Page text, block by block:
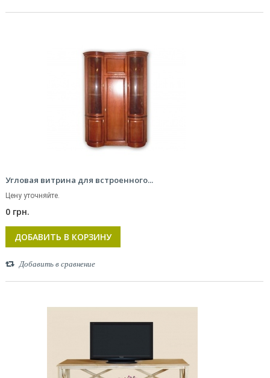
Угловая витрина для встроенного...
Цену уточняйте.
0 грн.
ДОБАВИТЬ В КОРЗИНУ
Добавить в сравнение